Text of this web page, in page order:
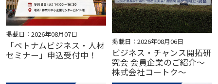
掲載日：2026年08月07日
「ベトナムビジネス・人材
セミナー」申込受付中！
掲載日：2026年08月06日
ビジネス・チャンス開拓研
究会 会員企業のご紹介～
株式会社コートク～